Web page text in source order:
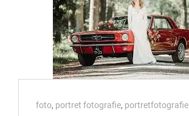
CURSUS
EN
LEER
FOTOGRAFEREN
MET
MODELLEN
Cat
foto, portret fotografie, portretfotografie